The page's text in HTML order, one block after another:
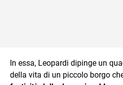
In essa, Leopardi dipinge un
della vita di un piccolo borgo